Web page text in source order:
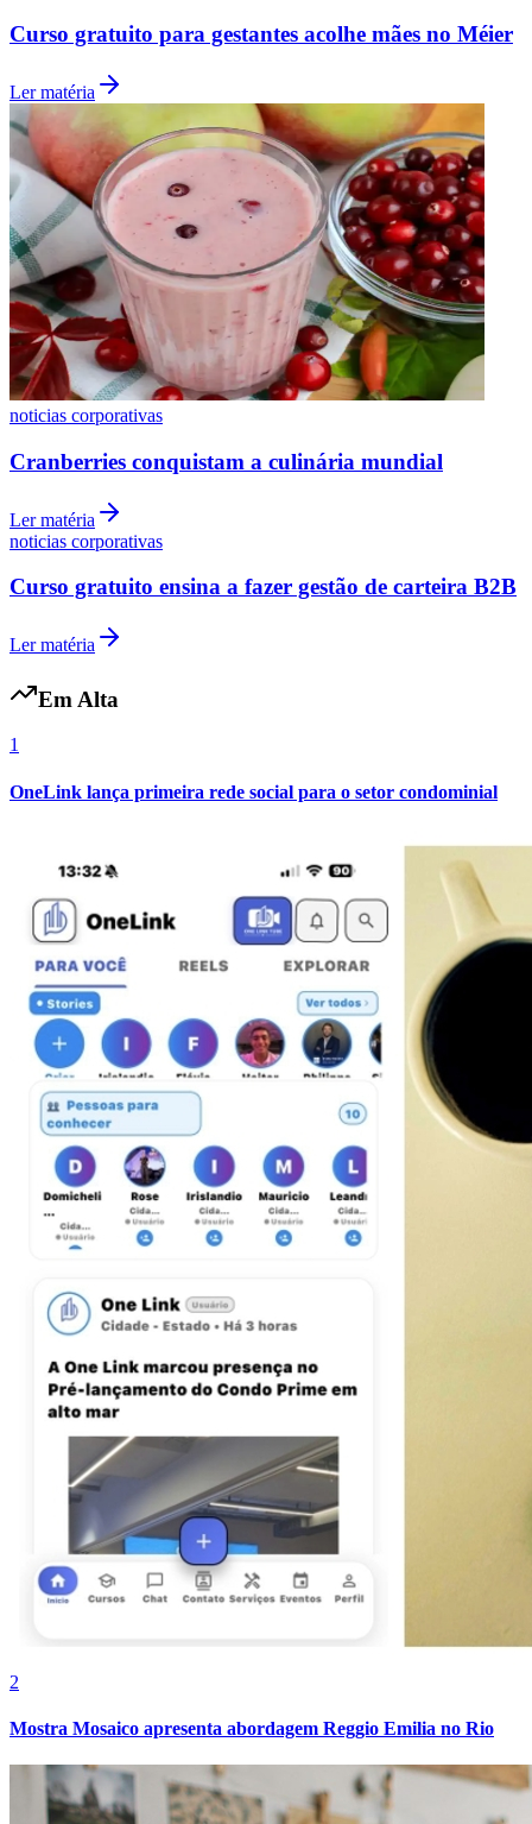
Cruzeiro
Fortaleza
Curso gratuito para gestantes acolhe mães no Méier
Ler matéria
noticias corporativas
Cranberries conquistam a culinária mundial
Ler matéria
noticias corporativas
Curso gratuito ensina a fazer gestão de carteira B2B
Ler matéria
Em Alta
1
OneLink lança primeira rede social para o setor condominial
2
Mostra Mosaico apresenta abordagem Reggio Emilia no Rio